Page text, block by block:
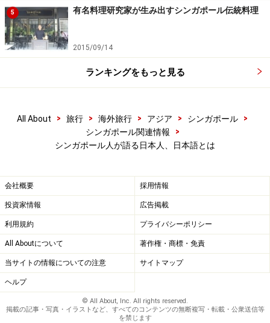
5 有名料理研究家が生み出すシンガポール伝統料理
2015/09/14
ランキングをもっと見る
All About > 旅行 > 海外旅行 > アジア > シンガポール
>
シンガポール関連情報
>
シンガポール人が語る日本人、日本語とは
会社概要 採用情報
投資家情報 広告掲載
利用規約 プライバシーポリシー
All Aboutについて 著作権・商標・免責
当サイトの情報についての注意 サイトマップ
ヘルプ
© All About, Inc. All rights reserved.
掲載の記事・写真・イラストなど、すべてのコンテンツの無断複写・転載・公衆送信等
を禁じます